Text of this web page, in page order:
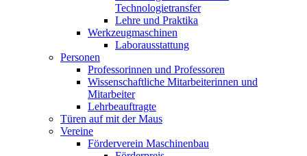
Technologietransfer
Lehre und Praktika
Werkzeugmaschinen
Laborausstattung
Personen
Professorinnen und Professoren
Wissenschaftliche Mitarbeiterinnen und
Mitarbeiter
Lehrbeauftragte
Türen auf mit der Maus
Vereine
Förderverein Maschinenbau